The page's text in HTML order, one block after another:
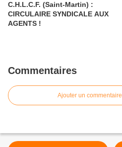
C.H.L.C.F. (Saint-Martin) :
CIRCULAIRE SYNDICALE AUX
AGENTS !
Commentaires
Ajouter un commentaire